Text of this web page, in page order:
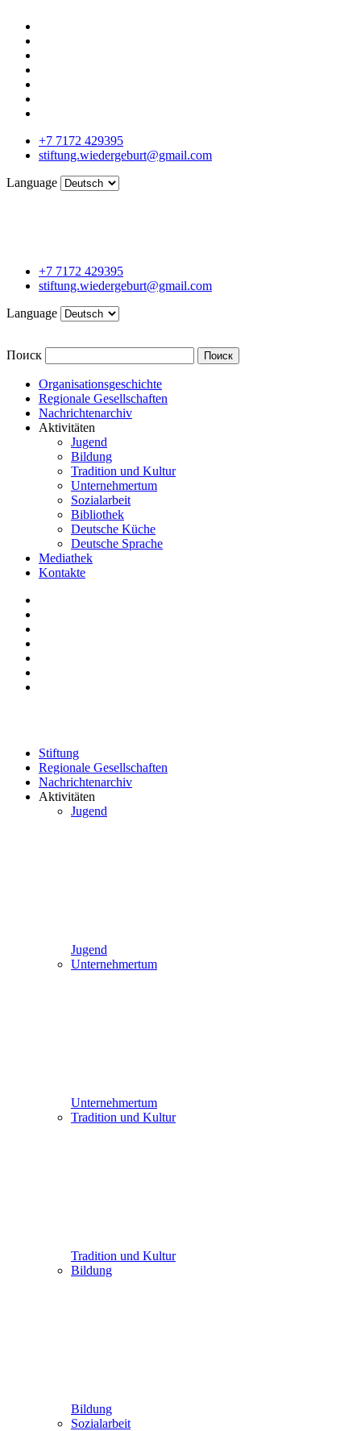
+7 7172 429395
stiftung.wiedergeburt@gmail.com
Language
+7 7172 429395
stiftung.wiedergeburt@gmail.com
Language
Поиск Поиск
Organisationsgeschichte
Regionale Gesellschaften
Nachrichtenarchiv
Aktivitäten
Jugend
Bildung
Tradition und Kultur
Unternehmertum
Sozialarbeit
Bibliothek
Deutsche Küche
Deutsche Sprache
Mediathek
Kontakte
Stiftung
Regionale Gesellschaften
Nachrichtenarchiv
Aktivitäten
Jugend
Jugend
Unternehmertum
Unternehmertum
Tradition und Kultur
Tradition und Kultur
Bildung
Bildung
Sozialarbeit